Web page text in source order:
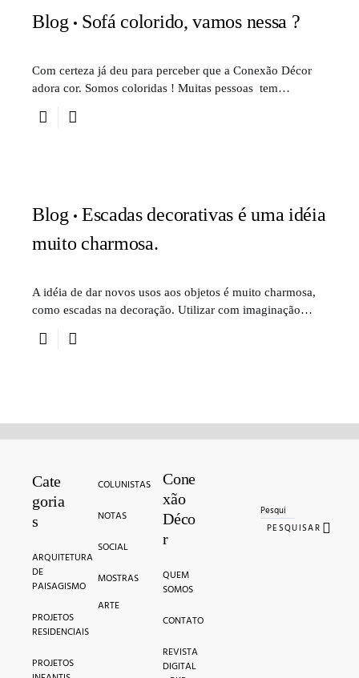
Blog Sofá colorido, vamos nessa ?
Com certeza já deu para perceber que a Conexão Décor
adora cor. Somos coloridas ! Muitas pessoas tem…
Blog
Escadas decorativas é uma idéia
muito charmosa.
A idéia de dar novos usos aos objetos é muito charmosa,
como escadas na decoração. Utilizar com imaginação…
Cate
goria
s
ARQUITETURA
DE
PAISAGISMO
PROJETOS
RESIDENCIAIS
PROJETOS
COLUNISTAS
NOTAS
SOCIAL
MOSTRAS
ARTE
Cone
xão
Déco
r
QUEM
SOMOS
CONTATO
REVISTA
DIGITAL
PESQUISAR